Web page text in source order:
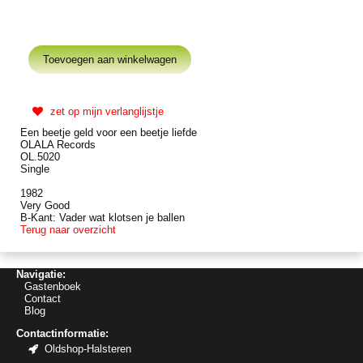
zet op mijn verlanglijstje
Een beetje geld voor een beetje liefde
OLALA Records
OL.5020
Single
1982
Very Good
B-Kant: Vader wat klotsen je ballen
Terug naar overzicht
Navigatie:
Gastenboek
Contact
Blog
Contactinformatie:
Oldshop-Halsteren